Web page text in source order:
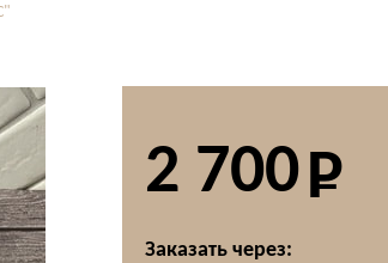
2 700
Заказать через: